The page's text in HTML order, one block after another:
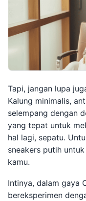
Tapi, jangan lupa
Kalung minimalis,
selempang dengan
yang tepat untuk
hal lagi, sepatu.
sneakers putih
kamu.
Intinya, dalam gaya
bereksperimen